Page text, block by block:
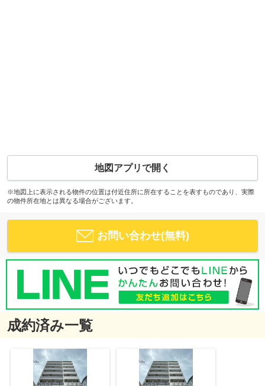
地図アプリで開く
※地図上に表示される物件の位置は付近住所に所在することを表すものであり、実際
の物件所在地とは異なる場合がございます。
お問い合わせ(無料)
成約済み一覧